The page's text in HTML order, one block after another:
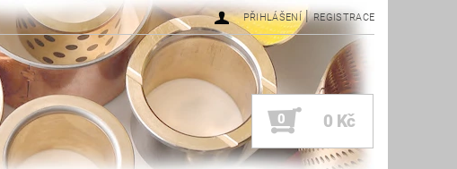
PŘIHLÁŠENÍ | REGISTRACE
0 0 Kč